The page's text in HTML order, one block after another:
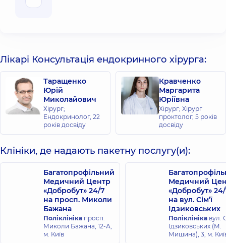
Лікарі Консультація ендокринного хірурга:
Таращенко
Юрій
Миколайович
Хірург;
Ендокринолог, 22
років досвіду
Кравченко
Маргарита
Юріївна
Хірург; Хірург
проктолог, 5 років
досвіду
Клініки, де надають пакетну послугу(и):
Багатопрофільний
Медичний Центр
«Добробут» 24/7
на просп. Миколи
Бажана
Поліклініка просп.
Миколи Бажана, 12-А,
м. Київ
Медичний
«Добробут»
на вул. Сім’ї
Ідзиковських
Поліклініка вул.
Ідзиковських (М.
Мишина), 3, м.